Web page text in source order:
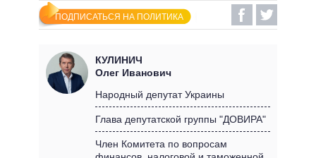
ЛЕНТА
СОБЫТИЯ
СТАТЬИ
МНЕНИЯ
ОБЗОРЫ
ДАЙДЖЕСТЫ
ПОЛИТИКА
ЭКОНОМИКА
МИР
ОБЕЩАНИЯ
ВСЕ ПОЛИТИКИ
ПРЕЗИДЕНТ И ОФИС
КАБИНЕТ МИНИСТРОВ
ГЛАВЫ ОБЛАДМИНИСТРАЦИЙ
ИНФОГРАФИКА
ВИДЕО
ПОДДЕРЖАТЬ
ПОДПИСАТЬСЯ НА ПОЛИТИКА
КУЛИНИЧ
Олег Иванович
Народный депутат Украины
Глава депутатской группы "ДОВИРА"
Член Комитета по вопросам